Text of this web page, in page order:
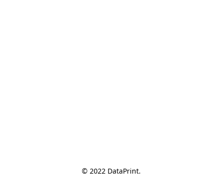
© 2022 DataPrint.